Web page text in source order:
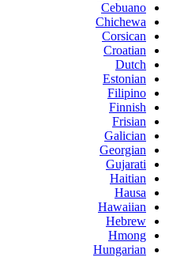
Cebuano
Chichewa
Corsican
Croatian
Dutch
Estonian
Filipino
Finnish
Frisian
Galician
Georgian
Gujarati
Haitian
Hausa
Hawaiian
Hebrew
Hmong
Hungarian